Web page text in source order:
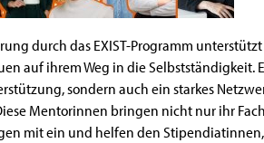
durch das EXIST-Programm
auf ihrem Weg in die
sondern auch ein starkes
Mentorinnen bringen nicht nur ihr
mit ein und helfen den